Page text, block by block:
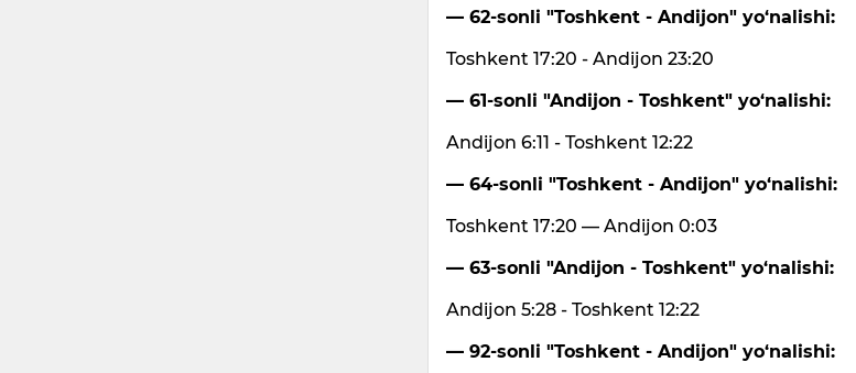
— 62-sonli "Toshkent - Andijon" yo‘nalishi:
Toshkent 17:20 - Andijon 23:20
— 61-sonli "Andijon - Toshkent" yo‘nalishi:
Andijon 6:11 - Toshkent 12:22
— 64-sonli "Toshkent - Andijon" yo‘nalishi:
Toshkent 17:20 — Andijon 0:03
— 63-sonli "Andijon - Toshkent" yo‘nalishi:
Andijon 5:28 - Toshkent 12:22
— 92-sonli "Toshkent - Andijon" yo‘nalishi: